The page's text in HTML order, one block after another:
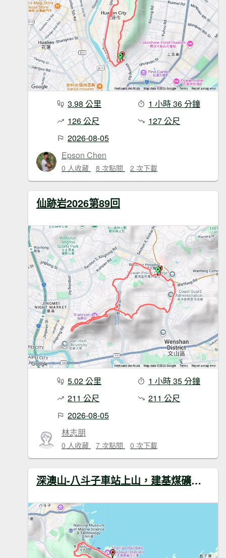
3.98 公里
1 小時 36 分鐘
126 公尺
127 公尺
2026-08-05
Epson Chen
0 人收藏 8 次點閱 2 次下載
仙跡岩2026第89回
5.02 公里
1 小時 35 分鐘
211 公尺
211 公尺
2026-08-05
林志朋
0 人收藏 7 次點閱 0 次下載
深澳山-八斗子車站上山，建基煤礦下山